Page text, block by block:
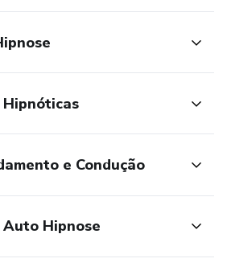
Hipnóticas
e Condução
Hipnose